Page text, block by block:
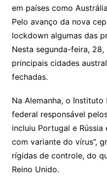
em países como
Pelo avanço da nova
lockdown algumas das
Nesta segunda-feira,
principais cidades
fechadas.
Na Alemanha, o Instituto
federal responsável
incluiu Portugal e Rússia
com variante do vírus”,
rígidas de controle, do
Reino Unido.